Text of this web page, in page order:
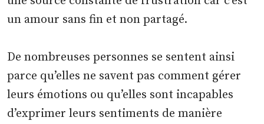
un amour sans fin et non partagé.
De nombreuses personnes se sentent ainsi
parce qu’elles ne savent pas comment gérer
leurs émotions ou qu’elles sont incapables
d’exprimer leurs sentiments de manière